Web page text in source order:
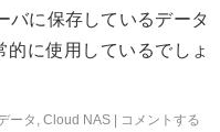
バに保存しているデータ
的に使用しているでしょ
ータ , Cloud NAS コメントする